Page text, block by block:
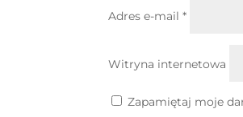
Adres e-mail*
Witryna internetowa
Zapamiętaj moje